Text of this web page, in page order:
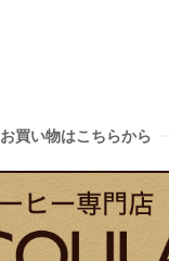
お買い物はこちらから